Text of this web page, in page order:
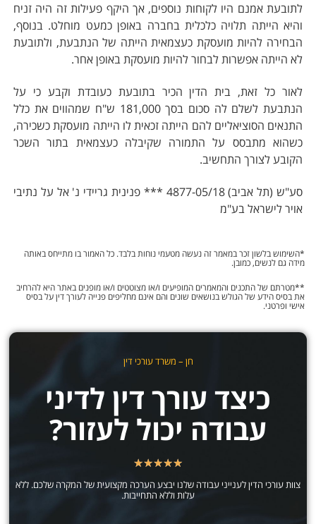
לתובעת אמנם היו לקוחות נוספים, אך היקף פעילות זה היה זניח
והיא הייתה תלויה כלכלית בחברה באופן כמעט מוחלט. בנוסף,
הבחירה להיות מועסקת כעצמאית הייתה של הנתבעת, ולתובעת
לא הייתה אפשרות לבחור להיות מועסקת באופן אחר.
לאור כל זאת, בית הדין הכיר בתובעת כעובדת וקבע כי על
הנתבעת לשלם לה סכום בסך 181,000 ש"ח שמהווים את כלל
התנאים הסוציאליים להם הייתה זכאית לו הייתה מועסקת כשכירה,
כשהוא מתבסס על התמורה שקיבלה כעצמאית בתור השכר
הקובע לצורך התחשיב.
סע"ש (תל אביב) 4877-05/18 *** פנינית גריידי נ' אל על נתיבי
אויר לישראל בע"מ
*השימוש בלשון זכר במאמר זה נעשה מטעמי נוחות בלבד. כל האמור בו מתייחס באותה
מידה גם לנשים, כמובן.
**מטרתם של התכנים והמאמרים המופיעים ו/או מצוטטים ו/או מופנים באתר היא להרחיב
את בסיס הידע של הגולש בנושאים שונים והם אינם מחליפים פנייה לעורך דין על בסיס
אישי ופרטני.
חן – משרד עורכי דין
כיצד עורך דין לדיני
עבודה יכול לעזור?
★
★
★
★
★
צוות עורכי הדין לענייני עבודה שלנו יבצע הערכה מקצועית של המקרה שלכם. ללא
עלות וללא התחייבות.